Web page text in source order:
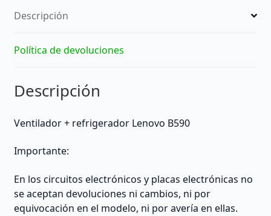
Descripción
Política de devoluciones
Descripción
Ventilador + refrigerador Lenovo B590
Importante:
En los circuitos electrónicos y placas electrónicas no
se aceptan devoluciones ni cambios, ni por
equivocación en el modelo, ni por avería en ellas.